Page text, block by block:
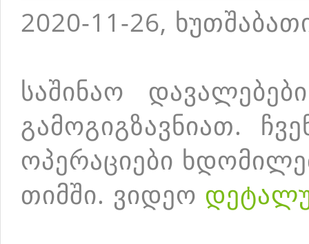
2020-11-26,
საშინაო
გამოგიგზავნიათ.
ოპერაციები
თიმში. ვიდეო